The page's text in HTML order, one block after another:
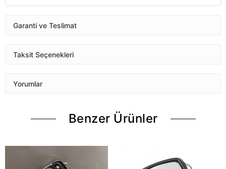
Garanti ve Teslimat
Taksit Seçenekleri
Yorumlar
Benzer Ürünler